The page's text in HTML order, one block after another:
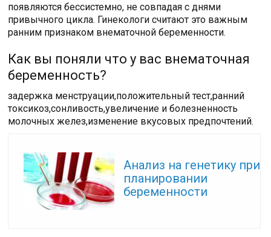
появляются бессистемно, не совпадая с днями
привычного цикла. Гинекологи считают это важным
ранним признаком внематочной беременности.
Как вы поняли что у вас внематочная
беременность?
задержка менструации,положительный тест,ранний
токсикоз,сонливость,увеличение и болезненность
молочных желез,изменение вкусовых предпочтений.
Анализ на генетику при
планировании
беременности